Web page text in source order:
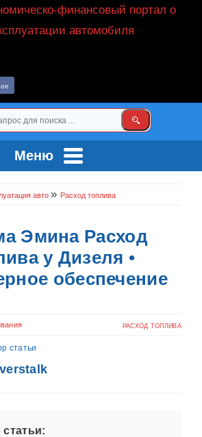
Меню
авто » Расход топлива
Эмина Расход
у Дизеля •
обеспечение
РАСХОД ТОПЛИВА
статьи